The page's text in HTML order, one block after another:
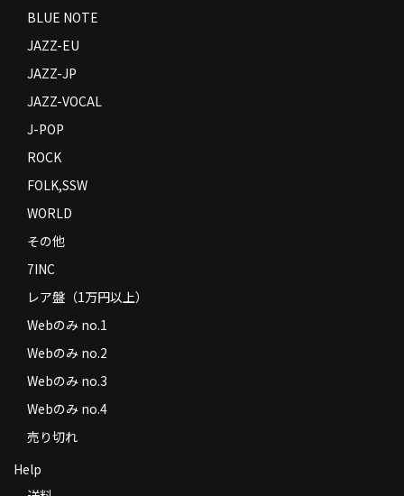
BLUE NOTE
JAZZ-EU
JAZZ-JP
JAZZ-VOCAL
J-POP
ROCK
FOLK,SSW
WORLD
その他
7INC
レア盤（1万円以上）
Webのみ no.1
Webのみ no.2
Webのみ no.3
Webのみ no.4
売り切れ
Help